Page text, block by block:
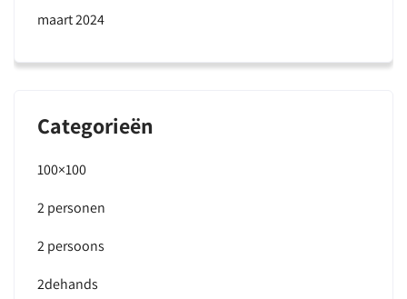
maart 2024
Categorieën
100×100
2 personen
2 persoons
2dehands